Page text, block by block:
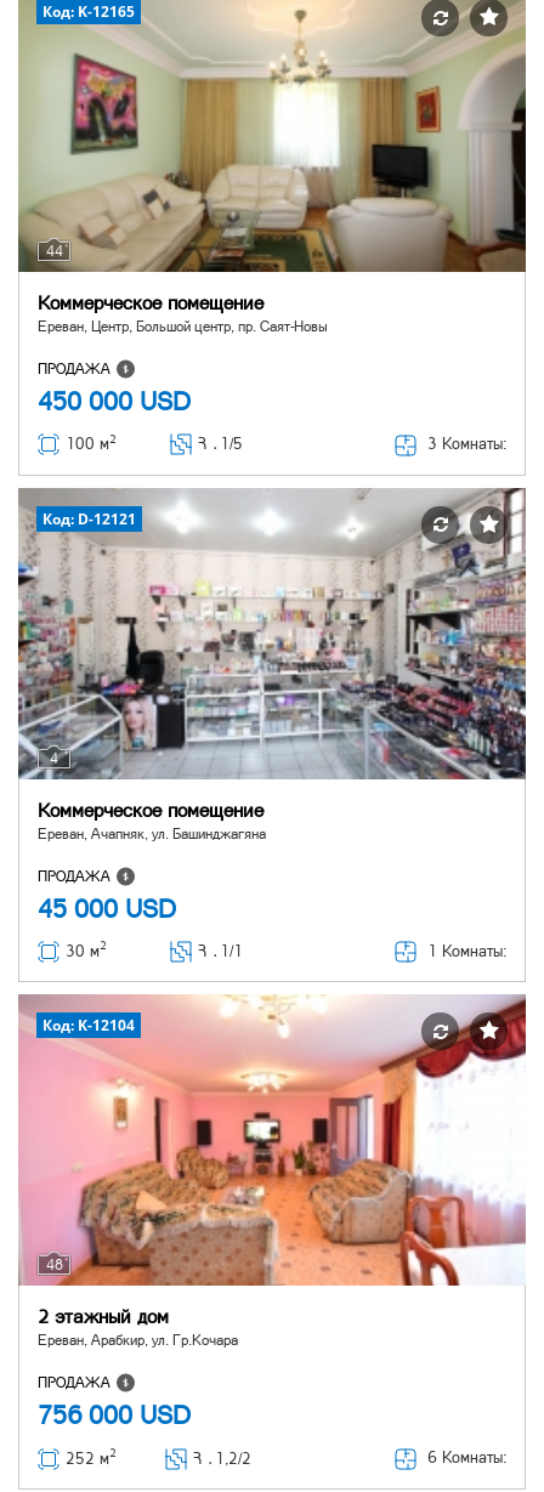
44
Код: K-12165
Коммерческое помещение
Ереван, Центр, Большой центр, пр. Саят-Новы
ПРОДАЖА
450 000 USD
100 м2 Հ ․ 1/5 3 Комнаты:
4
Код: D-12121
Коммерческое помещение
Ереван, Ачапняк, ул. Башинджагяна
ПРОДАЖА
45 000 USD
30 м2 Հ ․ 1/1 1 Комнаты:
48
Код: K-12104
2 этажный дом
Ереван, Арабкир, ул. Гр.Кочара
ПРОДАЖА
756 000 USD
252 м2 Հ ․ 1,2/2 6 Комнаты: